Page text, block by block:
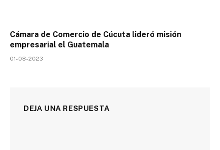
Cámara de Comercio de Cúcuta lideró misión
empresarial el Guatemala
01-08-2023
DEJA UNA RESPUESTA